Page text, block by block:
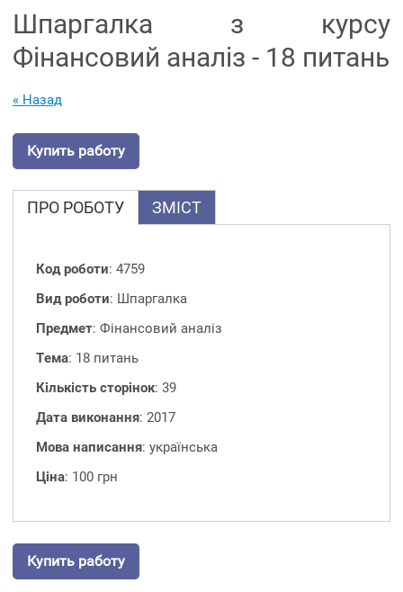
Шпаргалка з курсу
Фінансовий аналіз - 18 питань
« Назад
Купить работу
ПРО РОБОТУ ЗМІСТ
Код роботи: 4759
Вид роботи: Шпаргалка
Предмет: Фінансовий аналіз
Тема: 18 питань
Кількість сторінок: 39
Дата виконання: 2017
Мова написання: українська
Ціна: 100 грн
Купить работу